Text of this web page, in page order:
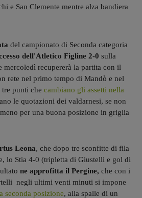
e San Clemente mentre alza bandiera
del campionato di Seconda categoria
dell'Atletico Figline 2-0 sulla
mercoledì recupererà la partita con il
rete nel primo tempo di Mandò e nel
punti che cambiano gli assetti nella
le quotazioni dei valdarnesi, se non
per una buona posizione in griglia
Leona, che dopo tre sconfitte di fila
lo Stia 4-0 (tripletta di Giustelli e gol di
ne approfitta il Pergine, che con i
negli ultimi venti minuti si impone
seconda posizione, alla spalle di un